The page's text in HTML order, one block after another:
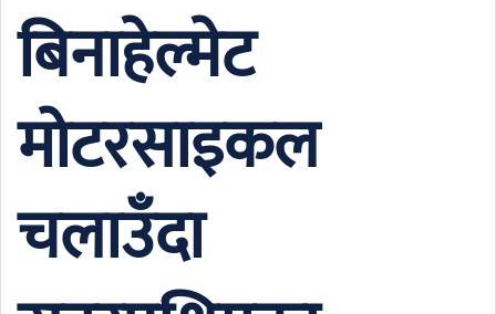
बिनाहेल्मेट
मोटरसाइकल
चलाउँदा